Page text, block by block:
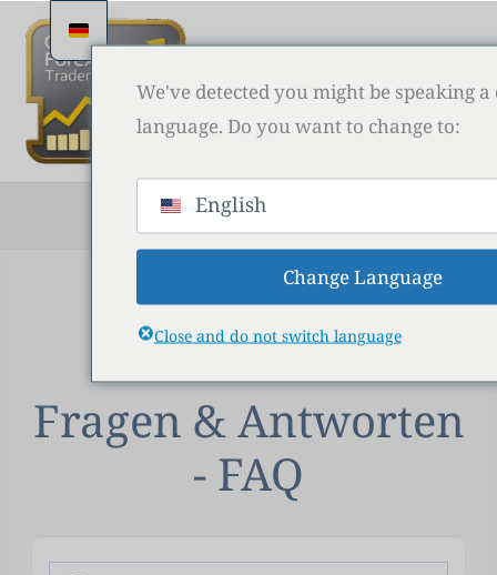
Inhalt
springen
Fragen & Antworten
- FAQ
We've detected you might be speaking
language. Do you want to change to:
English
Change Language
Close and do not switch language